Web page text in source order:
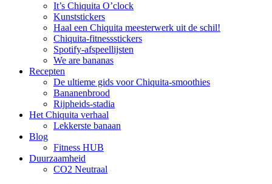
It’s Chiquita O’clock
Kunststickers
Haal een Chiquita meesterwerk uit de schil!
Chiquita-fitnessstickers
Spotify-afspeellijsten
We are bananas
Recepten
De ultieme gids voor Chiquita-smoothies
Bananenbrood
Rijpheids-stadia
Het Chiquita verhaal
Lekkerste banaan
Blog
Fitness HUB
Duurzaamheid
CO2 Neutraal